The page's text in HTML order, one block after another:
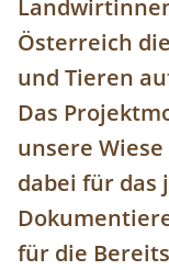
Österreich
und Tieren
Das
unsere
dabei für das
für die